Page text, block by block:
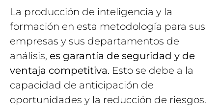
La producción de inteligencia y la
formación en esta metodología para sus
empresas y sus departamentos de
análisis, es garantía de seguridad y de
ventaja competitiva. Esto se debe a la
capacidad de anticipación de
oportunidades y la reducción de riesgos.